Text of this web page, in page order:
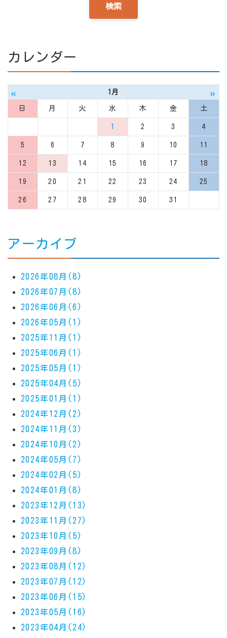
カレンダー
« 1月 »
日 月 火 水 木 金 土
1 2 3 4
5 6 7 8 9 10 11
12 13 14 15 16 17 18
19 20 21 22 23 24 25
26 27 28 29 30 31
アーカイブ
2026年08月(8)
2026年07月(8)
2026年06月(6)
2026年05月(1)
2025年11月(1)
2025年06月(1)
2025年05月(1)
2025年04月(5)
2025年01月(1)
2024年12月(2)
2024年11月(3)
2024年10月(2)
2024年05月(7)
2024年02月(5)
2024年01月(8)
2023年12月(13)
2023年11月(27)
2023年10月(5)
2023年09月(8)
2023年08月(12)
2023年07月(12)
2023年06月(15)
2023年05月(16)
2023年04月(24)